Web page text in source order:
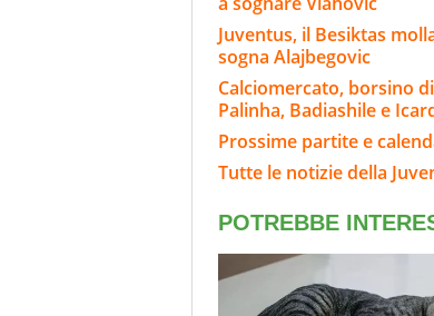
Juventus, il Besiktas
sogna Alajbegovic
Calciomercato, borsino
Palinha, Badiashile e
Prossime partite e
Tutte le notizie della